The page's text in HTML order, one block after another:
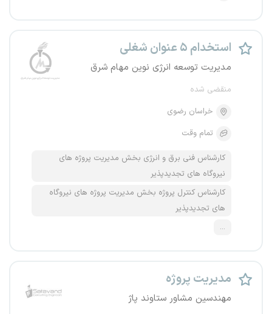
استخدام ۵ عنوان شغلی
مدیریت توسعه انرژی نوین مهام شرق
منقضی شده
خراسان رضوی
تمام وقت
کارشناس فنی برق و انرژی بخش مدیریت پروژه های
نیروگاه های تجدیدپذیر
کارشناس کنترل پروژه بخش مدیریت پروژه های نیروگاه
های تجدیدپذیر
...
مدیریت پروژه
مهندسین مشاور ستاوند پاژ